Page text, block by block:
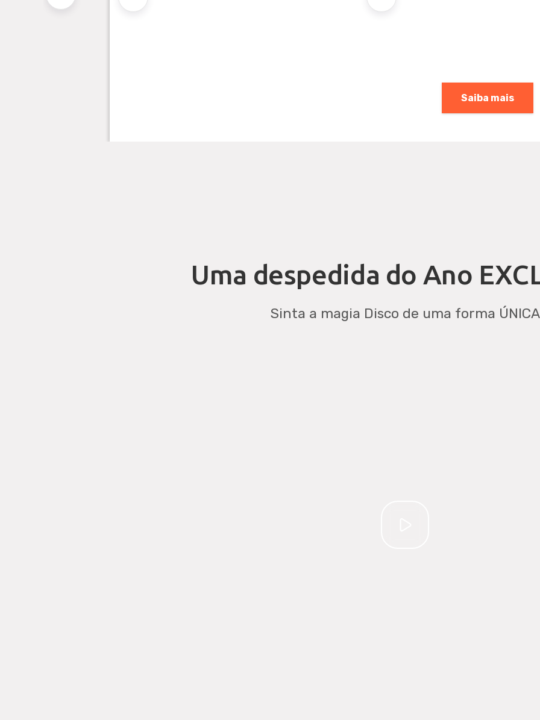
Saiba mais
Uma despedida do Ano
Sinta a magia Disco de uma forma ÚNICA